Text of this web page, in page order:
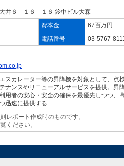
井６－１６－１６ 鈴中ビル大森
資本金
67百万円
電話番号
03-5767-
スカレーター等の昇降機を対象として、点
ナンスやリニューアルサービスを提供。昇
用者の安心・安全の確保を最優先しつつ、
迅速に提供する
レポート作成時のものです。
ください。